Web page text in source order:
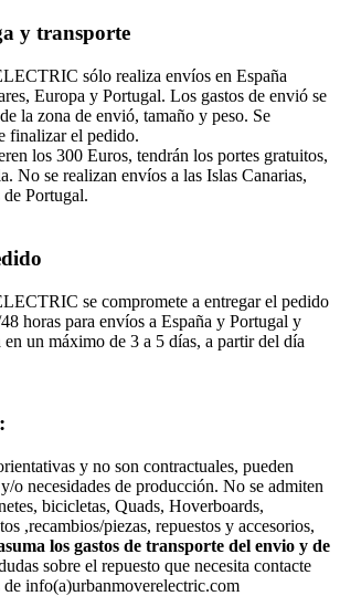
y transporte
sólo realiza envíos en España
Europa y Portugal. Los gastos de envió se
la zona de envió, tamaño y peso. Se
finalizar el pedido.
los 300 Euros, tendrán los portes gratuitos,
No se realizan envíos a las Islas Canarias,
Portugal.
se compromete a entregar el pedido
horas para envíos a España y Portugal y
un máximo de 3 a 5 días, a partir del día
y no son contractuales, pueden
o necesidades de producción. No se admiten
bicicletas, Quads, Hoverboards,
,recambios/piezas, repuestos y accesorios,
los gastos de transporte del envio y de
sobre el repuesto que necesita contacte
de info(a)urbanmoverelectric.com